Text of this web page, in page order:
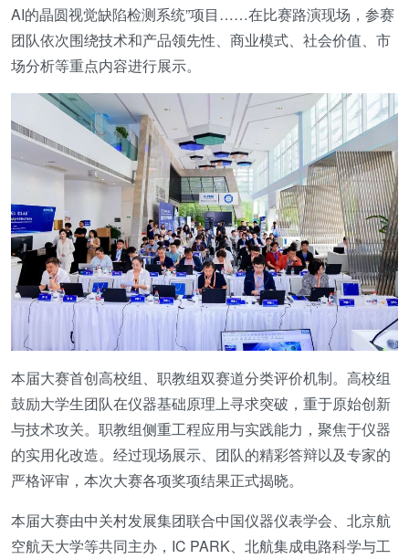
AI的晶圆视觉缺陷检测系统”项目……在比赛路演现场，参赛
团队依次围绕技术和产品领先性、商业模式、社会价值、市
场分析等重点内容进行展示。
本届大赛首创高校组、职教组双赛道分类评价机制。高校组
鼓励大学生团队在仪器基础原理上寻求突破，重于原始创新
与技术攻关。职教组侧重工程应用与实践能力，聚焦于仪器
的实用化改造。经过现场展示、团队的精彩答辩以及专家的
严格评审，本次大赛各项奖项结果正式揭晓。
本届大赛由中关村发展集团联合中国仪器仪表学会、北京航
空航天大学等共同主办，IC PARK、北航集成电路科学与工